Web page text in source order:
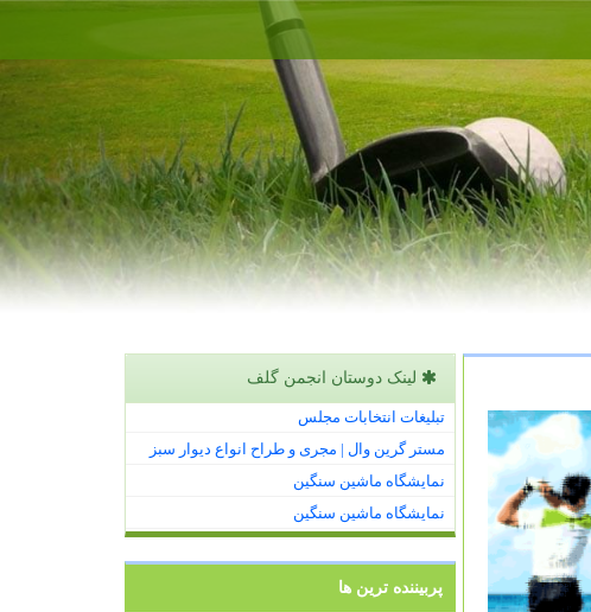
لینک دوستان انجمن گلف
تبلیغات انتخابات مجلس
مستر گرین وال | مجری و طراح انواع دیوار سبز
نمایشگاه ماشین سنگین
نمایشگاه ماشین سنگین
پربیننده ترین ها